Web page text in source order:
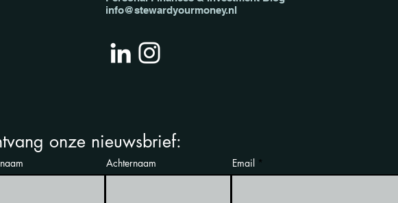
info@stewardyourmoney.nl
onze nieuwsbrief:
Achternaam Email